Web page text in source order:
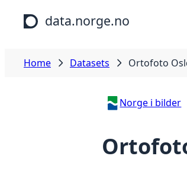
Skip to main content
data.norge.no
Home Datasets Ortofoto
Norge i bilder